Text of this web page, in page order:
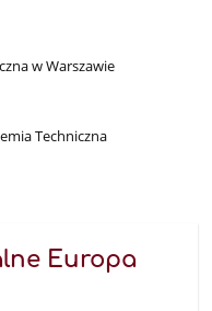
w Warszawie
Techniczna
Europa